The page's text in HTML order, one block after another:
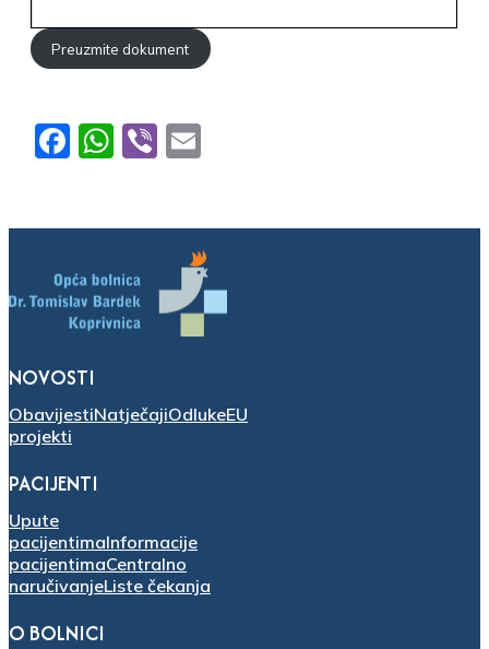
Preuzmite dokument
Facebook
WhatsApp
Viber
NOVOSTI
ObavijestiNatječajiOdlukeEU
projekti
PACIJENTI
Upute
pacijentimaInformacije
pacijentimaCentralno
naručivanjeListe čekanja
O BOLNICI